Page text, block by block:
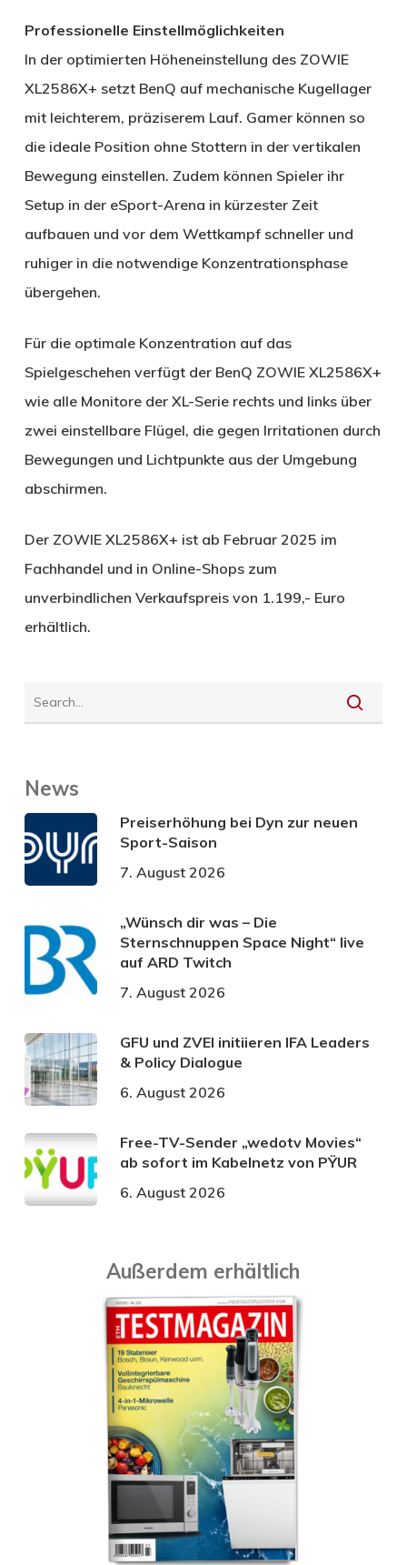
Professionelle Einstellmöglichkeiten
In der optimierten Höheneinstellung des ZOWIE
XL2586X+ setzt BenQ auf mechanische Kugellager
mit leichterem, präziserem Lauf. Gamer können so
die ideale Position ohne Stottern in der vertikalen
Bewegung einstellen. Zudem können Spieler ihr
Setup in der eSport-Arena in kürzester Zeit
aufbauen und vor dem Wettkampf schneller und
ruhiger in die notwendige Konzentrationsphase
übergehen.
Für die optimale Konzentration auf das
Spielgeschehen verfügt der BenQ ZOWIE XL2586X+
wie alle Monitore der XL-Serie rechts und links über
zwei einstellbare Flügel, die gegen Irritationen durch
Bewegungen und Lichtpunkte aus der Umgebung
abschirmen.
Der ZOWIE XL2586X+ ist ab Februar 2025 im
Fachhandel und in Online-Shops zum
unverbindlichen Verkaufspreis von 1.199,- Euro
erhältlich.
News
Preiserhöhung bei Dyn zur neuen
Sport-Saison
7. August 2026
„Wünsch dir was – Die
Sternschnuppen Space Night“ live
auf ARD Twitch
7. August 2026
GFU und ZVEI initiieren IFA Leaders
& Policy Dialogue
6. August 2026
Free-TV-Sender „wedotv Movies“
ab sofort im Kabelnetz von PŸUR
6. August 2026
Außerdem erhältlich